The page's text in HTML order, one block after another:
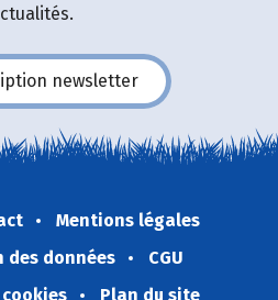
newsletter
Mentions légales
des données
CGU
Plan du site